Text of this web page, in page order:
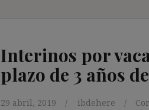
Interinos por
plazo de 3 años
29 abril, 2019 ibdehere